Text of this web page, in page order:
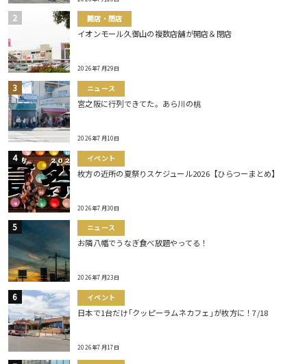
開店・閉店
イオンモール久御山の複数店舗が開店＆閉店
2026年7月29日
ニュース
宮之阪に行列できてた。あら川の桃
2026年7月10日
イベント
枚方の近所の夏祭りスケジュール2026【ひらつーまとめ】
2026年7月30日
ニュース
お隣八幡でうなぎ食べ放題やってる！
2026年7月23日
イベント
日本で1台だけ｢クッピーラムネカフェ｣が枚方に！7/18
2026年7月17日